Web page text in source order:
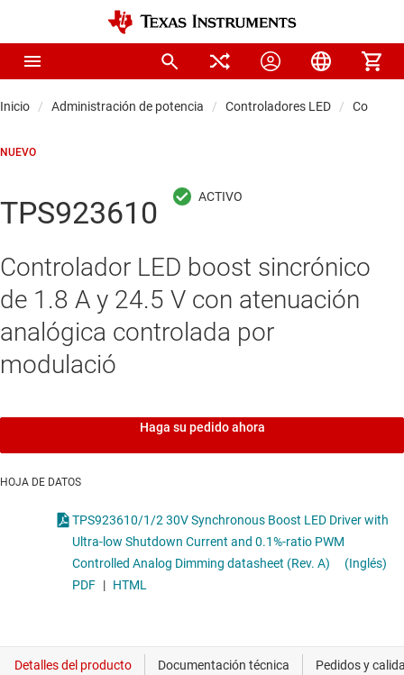
Inicio Administración de potencia Controladores LED
NUEVO
TPS923610
Controlador LED boost sincrónico
de 1.8 A y 24.5 V con atenuación
analógica controlada por
modulació
Haga su pedido ahora
HOJA DE DATOS
TPS923610/1/2 30V Synchronous Boost LED Driver with
Ultra-low Shutdown Current and 0.1%-ratio PWM
Controlled Analog Dimming datasheet (Rev. A)
(Inglés)
PDF | HTML